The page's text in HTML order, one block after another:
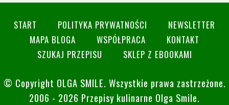
START POLITYKA PRYWATNOŚCI
NEWSLETTER
MAPA BLOGA
WSPÓŁPRACA
KONTAKT
SZUKAJ PRZEPISU
SKLEP Z EBOOKAMI
© Copyright OLGA SMILE. Wszystkie prawa zastrzeżone.
2006 - 2026 Przepisy kulinarne Olga Smile.